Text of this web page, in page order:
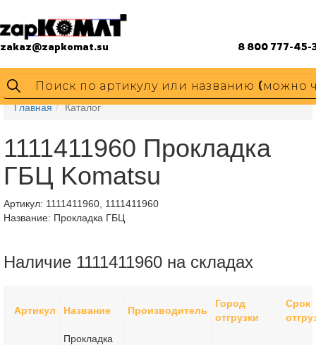
zakaz@zapkomat.su 8 800 777-45-
Главная Каталог
1111411960 Прокладка
ГБЦ Komatsu
Артикул: 1111411960, 1111411960
Название: Прокладка ГБЦ
Наличие 1111411960 на складах
Артикул Название Производитель
Город
отгрузки
Срок
Прокладка